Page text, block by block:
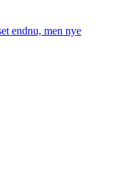
endnu, men nye